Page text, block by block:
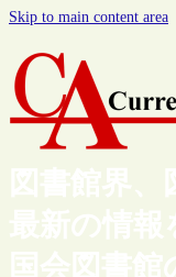
Skip to main content area
図書館界
最新の情報
国会図書館